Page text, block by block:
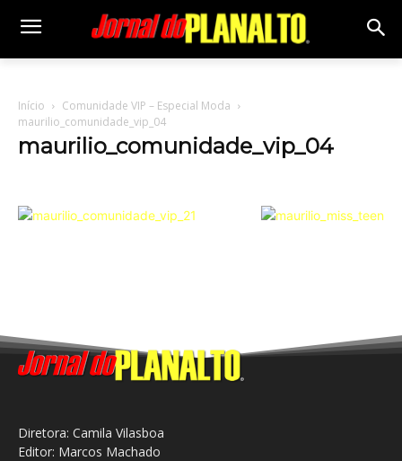
Início
Comunidade VIP – Especial Moda
maurilio_comunidade_vip_04
maurilio_comunidade_vip_04
Diretora: Camila Vilasboa
Editor: Marcos Machado